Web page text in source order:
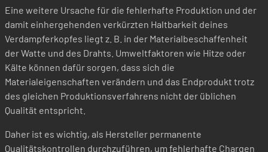
Eine weitere Ursache für die fehlerhafte Produktion und der
damit einhergehenden verkürzten Haltbarkeit deines
Verdampferkopfes liegt z. B. in der Materialbeschaffenheit
der Watte und des Drahts. Umweltfaktoren wie Hitze oder
Kälte können dafür sorgen, dass sich die
Materialeigenschaften verändern und das Endprodukt trotz
des gleichen Produktionsverfahrens nicht der üblichen
Qualität entspricht.
Daher ist es wichtig, als Hersteller permanente
Qualitätskontrollen durchzuführen, um fehlerhafte Chargen